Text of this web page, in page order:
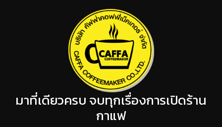
มาที่เดียวครบ จบทุกเรื่องการเปิดร้าน
กาแฟ